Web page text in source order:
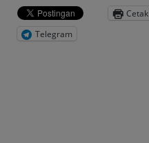
Cetak
Telegram